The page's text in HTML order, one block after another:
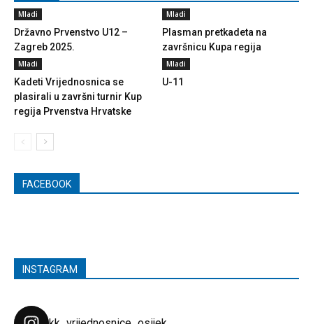
Mladi
Državno Prvenstvo U12 –
Zagreb 2025.
Mladi
Plasman pretkadeta na
završnicu Kupa regija
Mladi
Kadeti Vrijednosnica se
plasirali u završni turnir Kup
regija Prvenstva Hrvatske
Mladi
U-11
FACEBOOK
INSTAGRAM